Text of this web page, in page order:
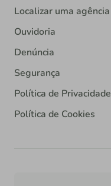
Localizar uma agência
Ouvidoria
Denúncia
Segurança
Política de Privacidade
Política de Cookies